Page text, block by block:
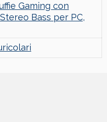
Gaming con
Bass per PC,